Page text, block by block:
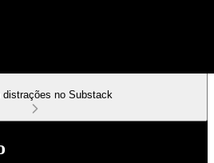
distrações no Substack